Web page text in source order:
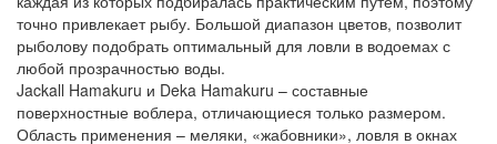
точно привлекает рыбу. Большой диапазон цветов, позволит
рыболову подобрать оптимальный для ловли в водоемах с
любой прозрачностью воды.
Jackall Hamakuru и Deka Hamakuru – составные
поверхностные воблера, отличающиеся только размером.
Область применения – меляки, «жабовники», ловля в окнах